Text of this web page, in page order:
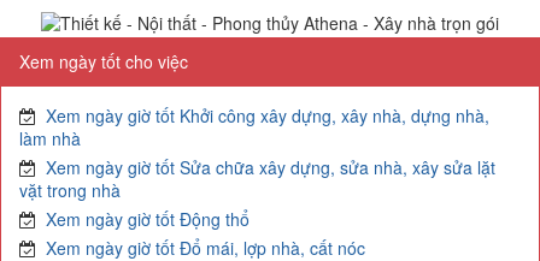
Xem ngày tốt cho việc
Xem ngày giờ tốt Khởi công xây dựng, xây nhà, dựng nhà,
làm nhà
Xem ngày giờ tốt Sửa chữa xây dựng, sửa nhà, xây sửa lặt
vặt trong nhà
Xem ngày giờ tốt Động thổ
Xem ngày giờ tốt Đổ mái, lợp nhà, cất nóc